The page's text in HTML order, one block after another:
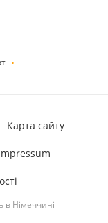
в Німеччині
Карта сайту